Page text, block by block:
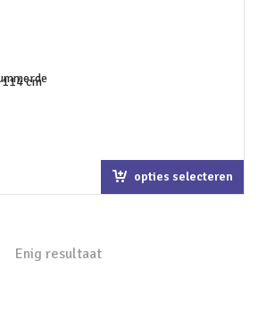
opties selecteren
Enig resultaat